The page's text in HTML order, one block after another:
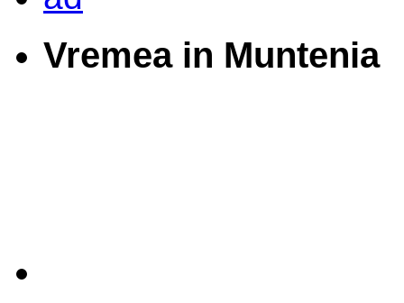
Vremea in Muntenia